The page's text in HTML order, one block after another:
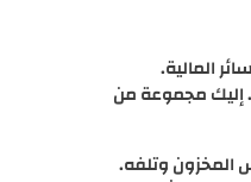
المالية.
إليك مجموعة من
وتلفه.